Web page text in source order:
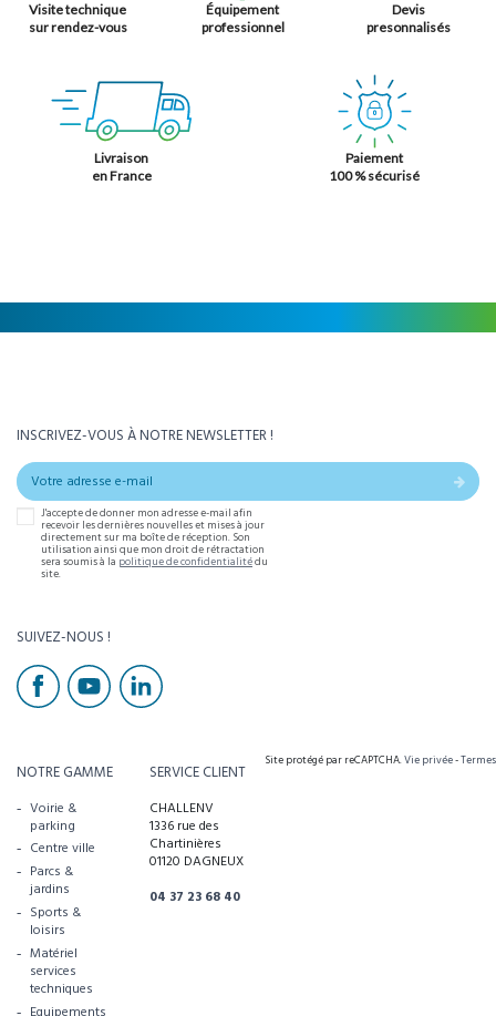
Visite technique
sur rendez-vous
Équipement
professionnel
Devis
presonnalisés
Livraison
en France
Paiement
100 % sécurisé
INSCRIVEZ-VOUS À NOTRE NEWSLETTER !
J'accepte de donner mon adresse e-mail afin
recevoir les dernières nouvelles et mises à jour
directement sur ma boîte de réception. Son
utilisation ainsi que mon droit de rétractation
sera soumis à la politique de confidentialitédu
site.
SUIVEZ-NOUS !
NOTRE GAMME
Voirie &
parking
Centre ville
Parcs &
jardins
Sports &
loisirs
Matériel
services
techniques
Equipements
SERVICE CLIENT
CHALLENV
1336 rue des
Chartinières
01120 DAGNEUX
04 37 23 68 40
Site protégé par reCAPTCHA.Vie privée-Termes